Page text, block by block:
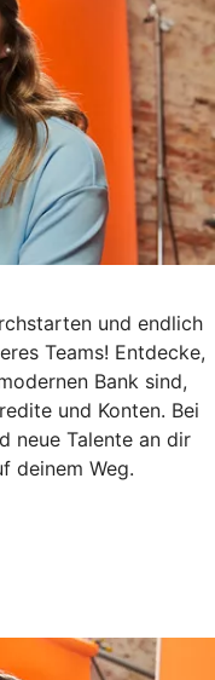
und endlich
Teams! Entdecke,
Bank sind,
und Konten. Bei
neue Talente an dir
deinem Weg.